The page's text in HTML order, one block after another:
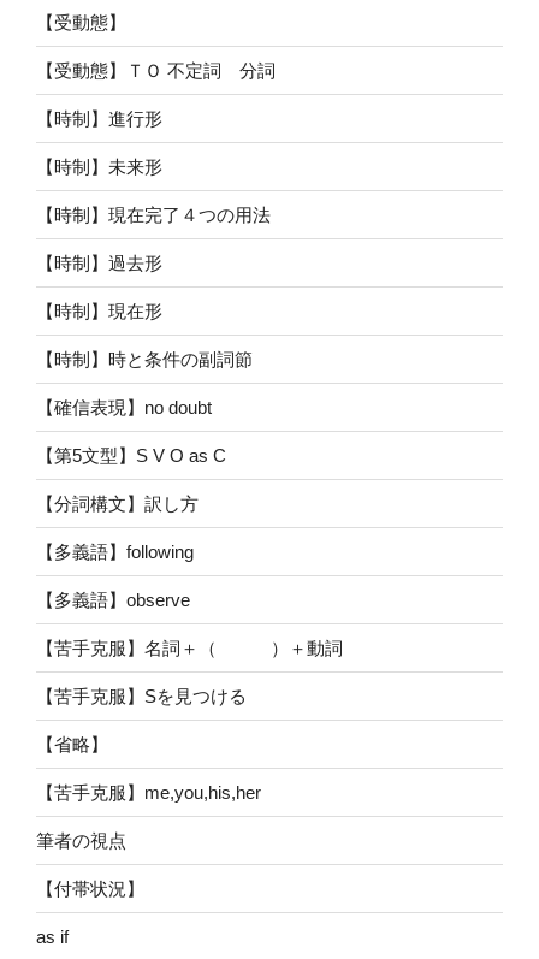
【受動態】
【受動態】ＴＯ 不定詞 分詞
【時制】進行形
【時制】未来形
【時制】現在完了４つの用法
【時制】過去形
【時制】現在形
【時制】時と条件の副詞節
【確信表現】no doubt
【第5文型】S V O as C
【分詞構文】訳し方
【多義語】following
【多義語】observe
【苦手克服】名詞＋（ ）＋動詞
【苦手克服】Sを見つける
【省略】
【苦手克服】me,you,his,her
筆者の視点
【付帯状況】
as if